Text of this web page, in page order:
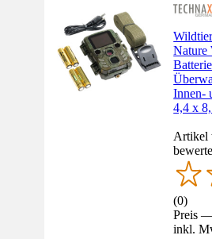
Nature
Innen-
4,4 x
Artikel
(0)
Preis
inkl.